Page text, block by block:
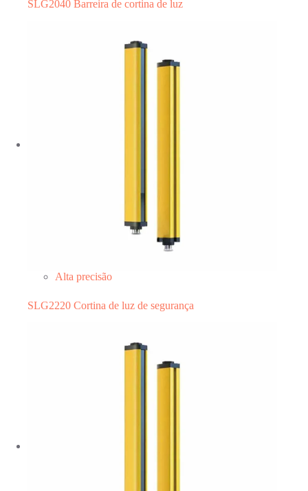
SLG2040 Barreira de cortina de luz
Alta precisão
SLG2220 Cortina de luz de segurança